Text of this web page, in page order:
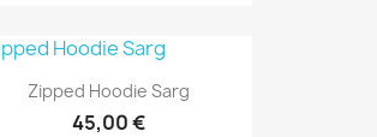
Zipped Hoodie Sarg
45,00 €